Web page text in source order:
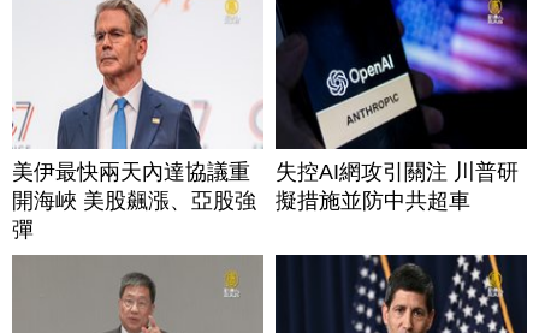
美伊最快兩天內達協議重
開海峽 美股飆漲、亞股強
彈
失控AI網攻引關注 川普研
擬措施並防中共超車